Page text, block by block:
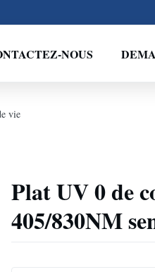
NOUS
vie
Plat UV 0 de
405/830NM